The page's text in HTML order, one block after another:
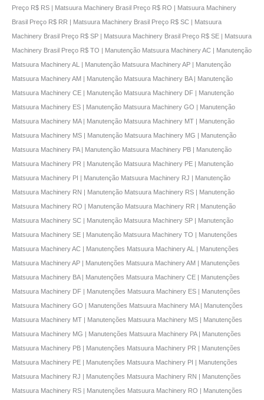
Preço R$ RS | Matsuura Machinery Brasil Preço R$ RO | Matsuura Machinery
Brasil Preço R$ RR | Matsuura Machinery Brasil Preço R$ SC | Matsuura
Machinery Brasil Preço R$ SP | Matsuura Machinery Brasil Preço R$ SE | Matsuura
Machinery Brasil Preço R$ TO | Manutenção Matsuura Machinery AC | Manutenção
Matsuura Machinery AL | Manutenção Matsuura Machinery AP | Manutenção
Matsuura Machinery AM | Manutenção Matsuura Machinery BA | Manutenção
Matsuura Machinery CE | Manutenção Matsuura Machinery DF | Manutenção
Matsuura Machinery ES | Manutenção Matsuura Machinery GO | Manutenção
Matsuura Machinery MA | Manutenção Matsuura Machinery MT | Manutenção
Matsuura Machinery MS | Manutenção Matsuura Machinery MG | Manutenção
Matsuura Machinery PA | Manutenção Matsuura Machinery PB | Manutenção
Matsuura Machinery PR | Manutenção Matsuura Machinery PE | Manutenção
Matsuura Machinery PI | Manutenção Matsuura Machinery RJ | Manutenção
Matsuura Machinery RN | Manutenção Matsuura Machinery RS | Manutenção
Matsuura Machinery RO | Manutenção Matsuura Machinery RR | Manutenção
Matsuura Machinery SC | Manutenção Matsuura Machinery SP | Manutenção
Matsuura Machinery SE | Manutenção Matsuura Machinery TO | Manutenções
Matsuura Machinery AC | Manutenções Matsuura Machinery AL | Manutenções
Matsuura Machinery AP | Manutenções Matsuura Machinery AM | Manutenções
Matsuura Machinery BA | Manutenções Matsuura Machinery CE | Manutenções
Matsuura Machinery DF | Manutenções Matsuura Machinery ES | Manutenções
Matsuura Machinery GO | Manutenções Matsuura Machinery MA | Manutenções
Matsuura Machinery MT | Manutenções Matsuura Machinery MS | Manutenções
Matsuura Machinery MG | Manutenções Matsuura Machinery PA | Manutenções
Matsuura Machinery PB | Manutenções Matsuura Machinery PR | Manutenções
Matsuura Machinery PE | Manutenções Matsuura Machinery PI | Manutenções
Matsuura Machinery RJ | Manutenções Matsuura Machinery RN | Manutenções
Matsuura Machinery RS | Manutenções Matsuura Machinery RO | Manutenções